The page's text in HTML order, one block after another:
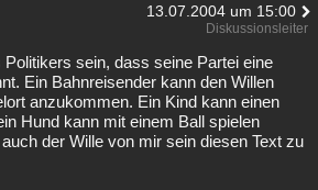
13.07.2004 um 15:00
Diskussionsleiter
sein, dass seine Partei eine
Ein Bahnreisender kann den Willen
anzukommen. Ein Kind kann einen
Hund kann mit einem Ball spielen
der Wille von mir sein diesen Text zu